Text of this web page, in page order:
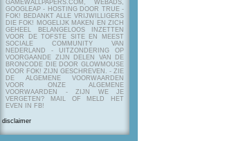
GAMEWALLPAPERS.COM, WEBADS,
GOOGLEAP - HOSTING DOOR TRUE -
FOK! BEDANKT ALLE VRIJWILLIGERS
DIE FOK! MOGELIJK MAKEN EN ZICH
GEHEEL BELANGELOOS INZETTEN
VOOR DE TOFSTE SITE EN MEEST
SOCIALE COMMUNITY VAN
NEDERLAND - UITZONDERING OP
VOORGAANDE ZIJN DELEN VAN DE
BRONCODE DIE DOOR GLOWMOUSE
VOOR FOK! ZIJN GESCHREVEN. - ZIE
DE ALGEMENE VOORWAARDEN
VOOR ONZE ALGEMENE
VOORWAARDEN - ZIJN WE JE
VERGETEN? MAIL OF MELD HET
EVEN IN FB!
disclaimer